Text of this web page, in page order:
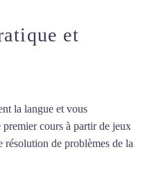
et
la langue et vous
premier cours à partir de jeux
résolution de problèmes de la